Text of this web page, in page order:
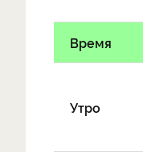
Время
Утро